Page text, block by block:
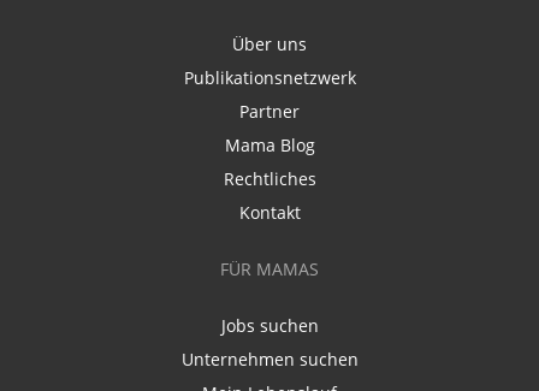
Über uns
Publikationsnetzwerk
Partner
Mama Blog
Rechtliches
Kontakt
FÜR MAMAS
Jobs suchen
Unternehmen suchen